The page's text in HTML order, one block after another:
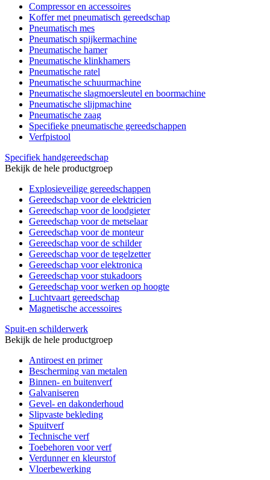
Compressor en accessoires
Koffer met pneumatisch gereedschap
Pneumatisch mes
Pneumatisch spijkermachine
Pneumatische hamer
Pneumatische klinkhamers
Pneumatische ratel
Pneumatische schuurmachine
Pneumatische slagmoersleutel en boormachine
Pneumatische slijpmachine
Pneumatische zaag
Specifieke pneumatische gereedschappen
Verfpistool
Specifiek handgereedschap
Bekijk de hele productgroep
Explosieveilige gereedschappen
Gereedschap voor de elektricien
Gereedschap voor de loodgieter
Gereedschap voor de metselaar
Gereedschap voor de monteur
Gereedschap voor de schilder
Gereedschap voor de tegelzetter
Gereedschap voor elektronica
Gereedschap voor stukadoors
Gereedschap voor werken op hoogte
Luchtvaart gereedschap
Magnetische accessoires
Spuit-en schilderwerk
Bekijk de hele productgroep
Antiroest en primer
Bescherming van metalen
Binnen- en buitenverf
Galvaniseren
Gevel- en dakonderhoud
Slipvaste bekleding
Spuitverf
Technische verf
Toebehoren voor verf
Verdunner en kleurstof
Vloerbewerking